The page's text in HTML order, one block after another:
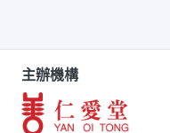
主辦機構